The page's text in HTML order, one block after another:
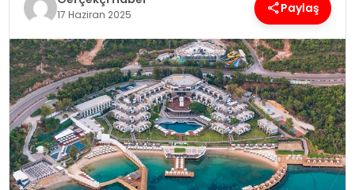
TEKNOLOJI
YAŞAM
17 Haziran 2025 Paylaş